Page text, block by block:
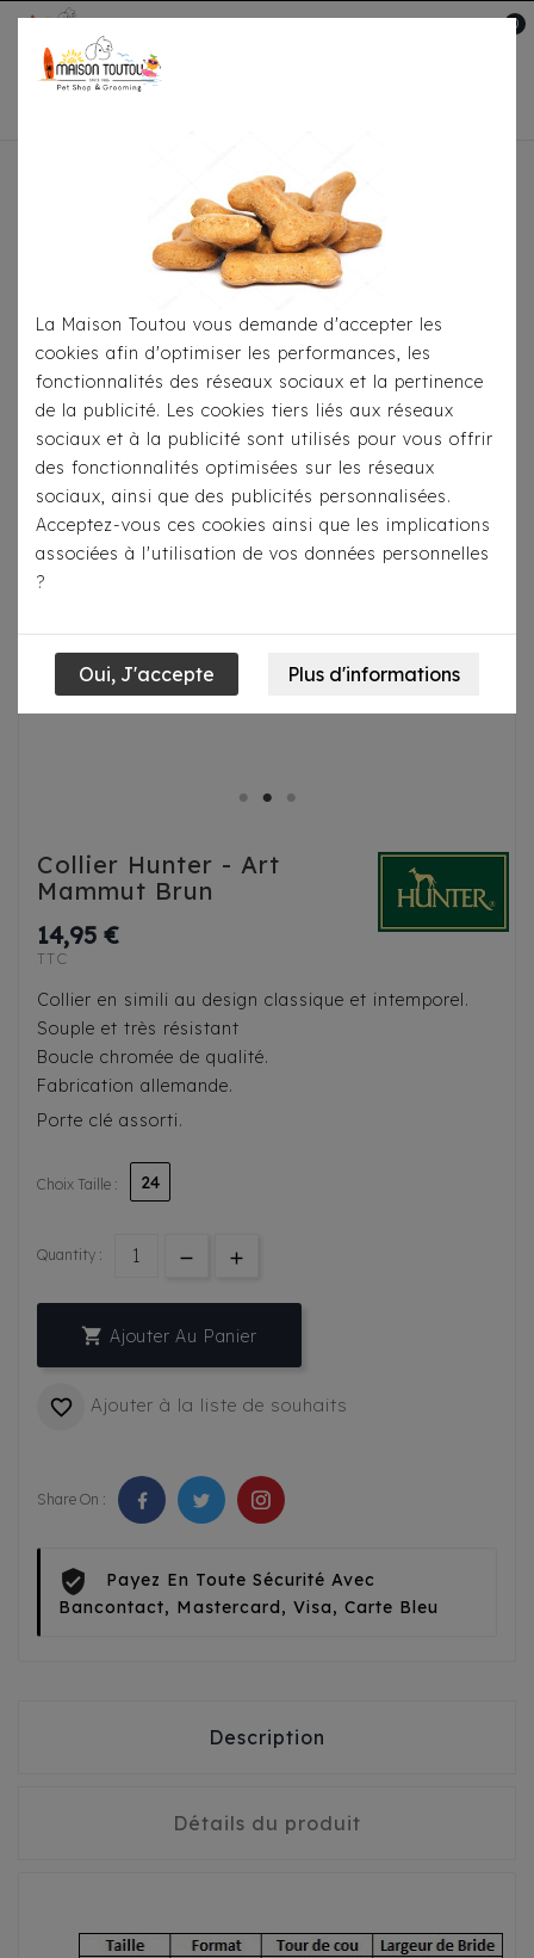
0
Pour Les Balades Colliers
Hunter - Art Mammut Brun
Collier Hunter - Art
Mammut Brun
14,95 €
TTC
Collier en simili au design classique et intemporel.
Souple et très résistant
Boucle chromée de qualité.
Fabrication allemande.
Porte clé assorti.
Choix Taille : 24
Quantity :
 Ajouter Au Panier
 Ajouter à la liste de souhaits
Share On :
Payez En Toute Sécurité Avec
Bancontact, Mastercard, Visa, Carte Bleu
Description
Détails du produit
La Maison Toutou vous demande d'accepter les
cookies afin d'optimiser les performances, les
fonctionnalités des réseaux sociaux et la pertinence
de la publicité. Les cookies tiers liés aux réseaux
sociaux et à la publicité sont utilisés pour vous offrir
des fonctionnalités optimisées sur les réseaux
sociaux, ainsi que des publicités personnalisées.
Acceptez-vous ces cookies ainsi que les implications
associées à l'utilisation de vos données personnelles
?